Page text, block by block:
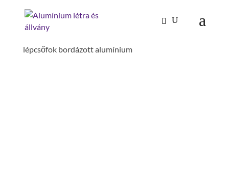
Kezdőlap/Mászástechnika
Lépcső dobogóval 60°
lépcsőfok bordázott alumínium